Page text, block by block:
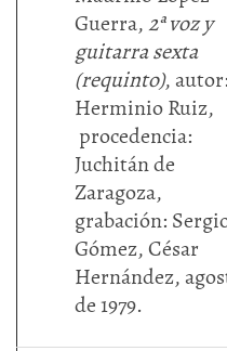
Guerra,2ª voz y
guitarra sexta
(requinto), autor:
Herminio Ruiz,
procedencia:
Juchitán de
Zaragoza,
grabación:
Gómez, César
Hernández,
de 1979.